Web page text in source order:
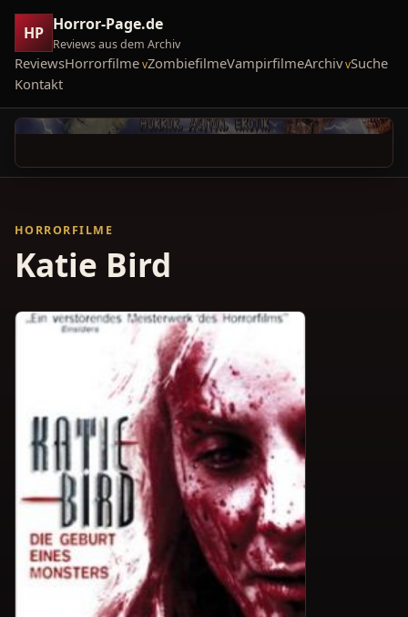
HP Horror-Page.de
Reviews aus dem Archiv
ReviewsHorrorfilme ZombiefilmeVampirfilmeArchiv Suche
Kontakt
HORRORFILME
Katie Bird